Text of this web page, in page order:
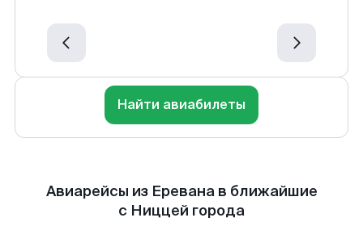
Найти авиабилеты
Авиарейсы из Еревана в ближайшие
с Ниццей города